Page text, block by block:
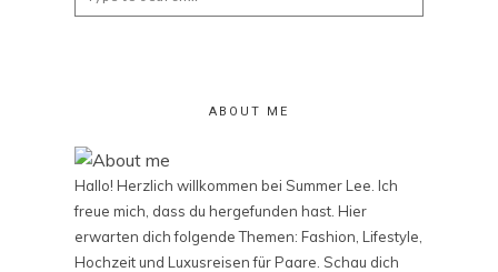
for:
ABOUT ME
Hallo! Herzlich willkommen bei Summer Lee. Ich
freue mich, dass du hergefunden hast. Hier
erwarten dich folgende Themen: Fashion, Lifestyle,
Hochzeit und Luxusreisen für Paare. Schau dich